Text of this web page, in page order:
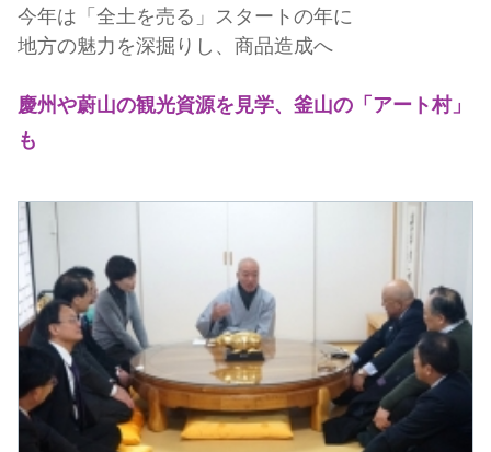
今年は「全土を売る」スタートの年に
地方の魅力を深掘りし、商品造成へ
慶州や蔚山の観光資源を見学、釜山の「アート村」
も